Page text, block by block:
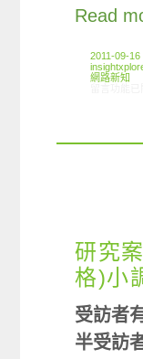
Read
2011-09-16
網路新知
研究
格)小
受訪者
半受訪